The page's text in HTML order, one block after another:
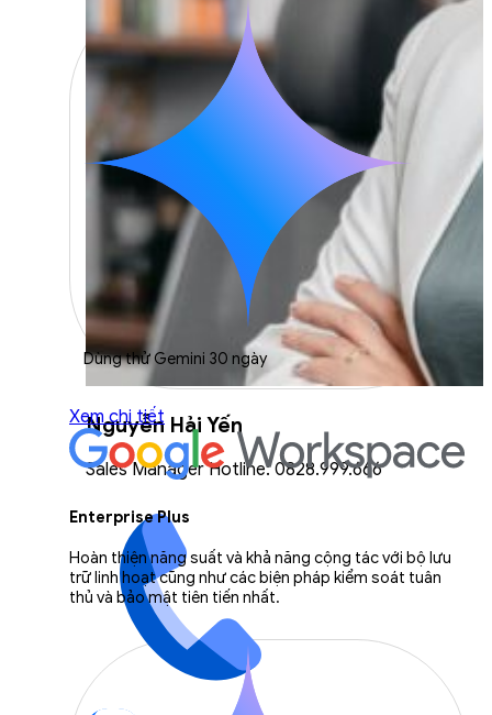
Nguyễn Hải Yến
Sales Manager Hotline: 0828.999.666
Dùng thử Gemini 30 ngày
Xem chi tiết
Enterprise Plus
Hoàn thiện năng suất và khả năng cộng tác với bộ lưu
trữ linh hoạt cũng như các biện pháp kiểm soát tuân
thủ và bảo mật tiên tiến nhất.